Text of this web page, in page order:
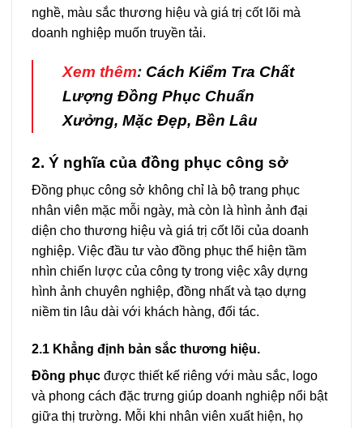
nghề, màu sắc thương hiệu và giá trị cốt lõi mà
doanh nghiệp muốn truyền tải.
Xem thêm: Cách Kiểm Tra Chất
Lượng Đồng Phục Chuẩn
Xưởng, Mặc Đẹp, Bền Lâu
2. Ý nghĩa của đồng phục công sở
Đồng phục công sở không chỉ là bộ trang phục
nhân viên mặc mỗi ngày, mà còn là hình ảnh đại
diện cho thương hiệu và giá trị cốt lõi của doanh
nghiệp. Việc đầu tư vào đồng phục thể hiện tầm
nhìn chiến lược của công ty trong việc xây dựng
hình ảnh chuyên nghiệp, đồng nhất và tạo dựng
niềm tin lâu dài với khách hàng, đối tác.
2.1 Khẳng định bản sắc thương hiệu.
Đồng phục được thiết kế riêng với màu sắc, logo
và phong cách đặc trưng giúp doanh nghiệp nổi bật
giữa thị trường. Mỗi khi nhân viên xuất hiện, họ